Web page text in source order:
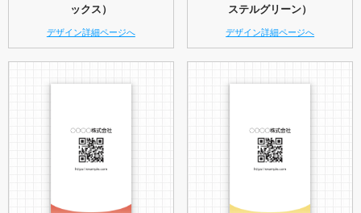
ックス）
デザイン詳細ページへ
ステルグリーン）
デザイン詳細ページへ